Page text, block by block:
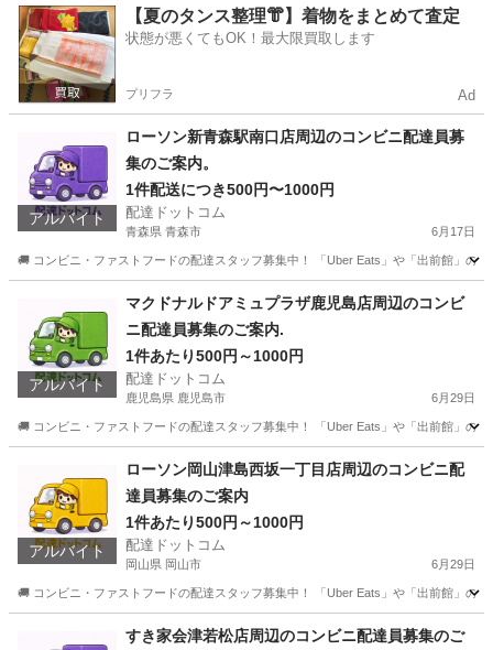
東京 清瀬市 配送 ファミリーマート
【夏のタンス整理👘】着物をまとめて査定
状態が悪くてもOK！最大限買取します
プリフラ Ad
アルバイト
ローソン新青森駅南口店周辺のコンビニ配達員募
集のご案内。
1件配送につき500円〜1000円
配達ドットコム
青森県 青森市 6月17日
🚚 コンビニ・ファストフードの配達スタッフ募集中！ 「Uber Eats」や「出前館」の
配送 ローソン
アルバイト
マクドナルドアミュプラザ鹿児島店周辺のコンビ
ニ配達員募集のご案内.
1件あたり500円～1000円
配達ドットコム
鹿児島県 鹿児島市 6月29日
🚚 コンビニ・ファストフードの配達スタッフ募集中！ 「Uber Eats」や「出前館」の
ファストフード
アルバイト
ローソン岡山津島西坂一丁目店周辺のコンビニ配
達員募集のご案内
1件あたり500円～1000円
配達ドットコム
岡山県 岡山市 6月29日
🚚 コンビニ・ファストフードの配達スタッフ募集中！ 「Uber Eats」や「出前館」の
配送 ローソン
すき家会津若松店周辺のコンビニ配達員募集のご